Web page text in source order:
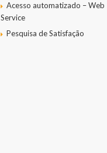
Acesso automatizado – Web
Service
Pesquisa de Satisfação